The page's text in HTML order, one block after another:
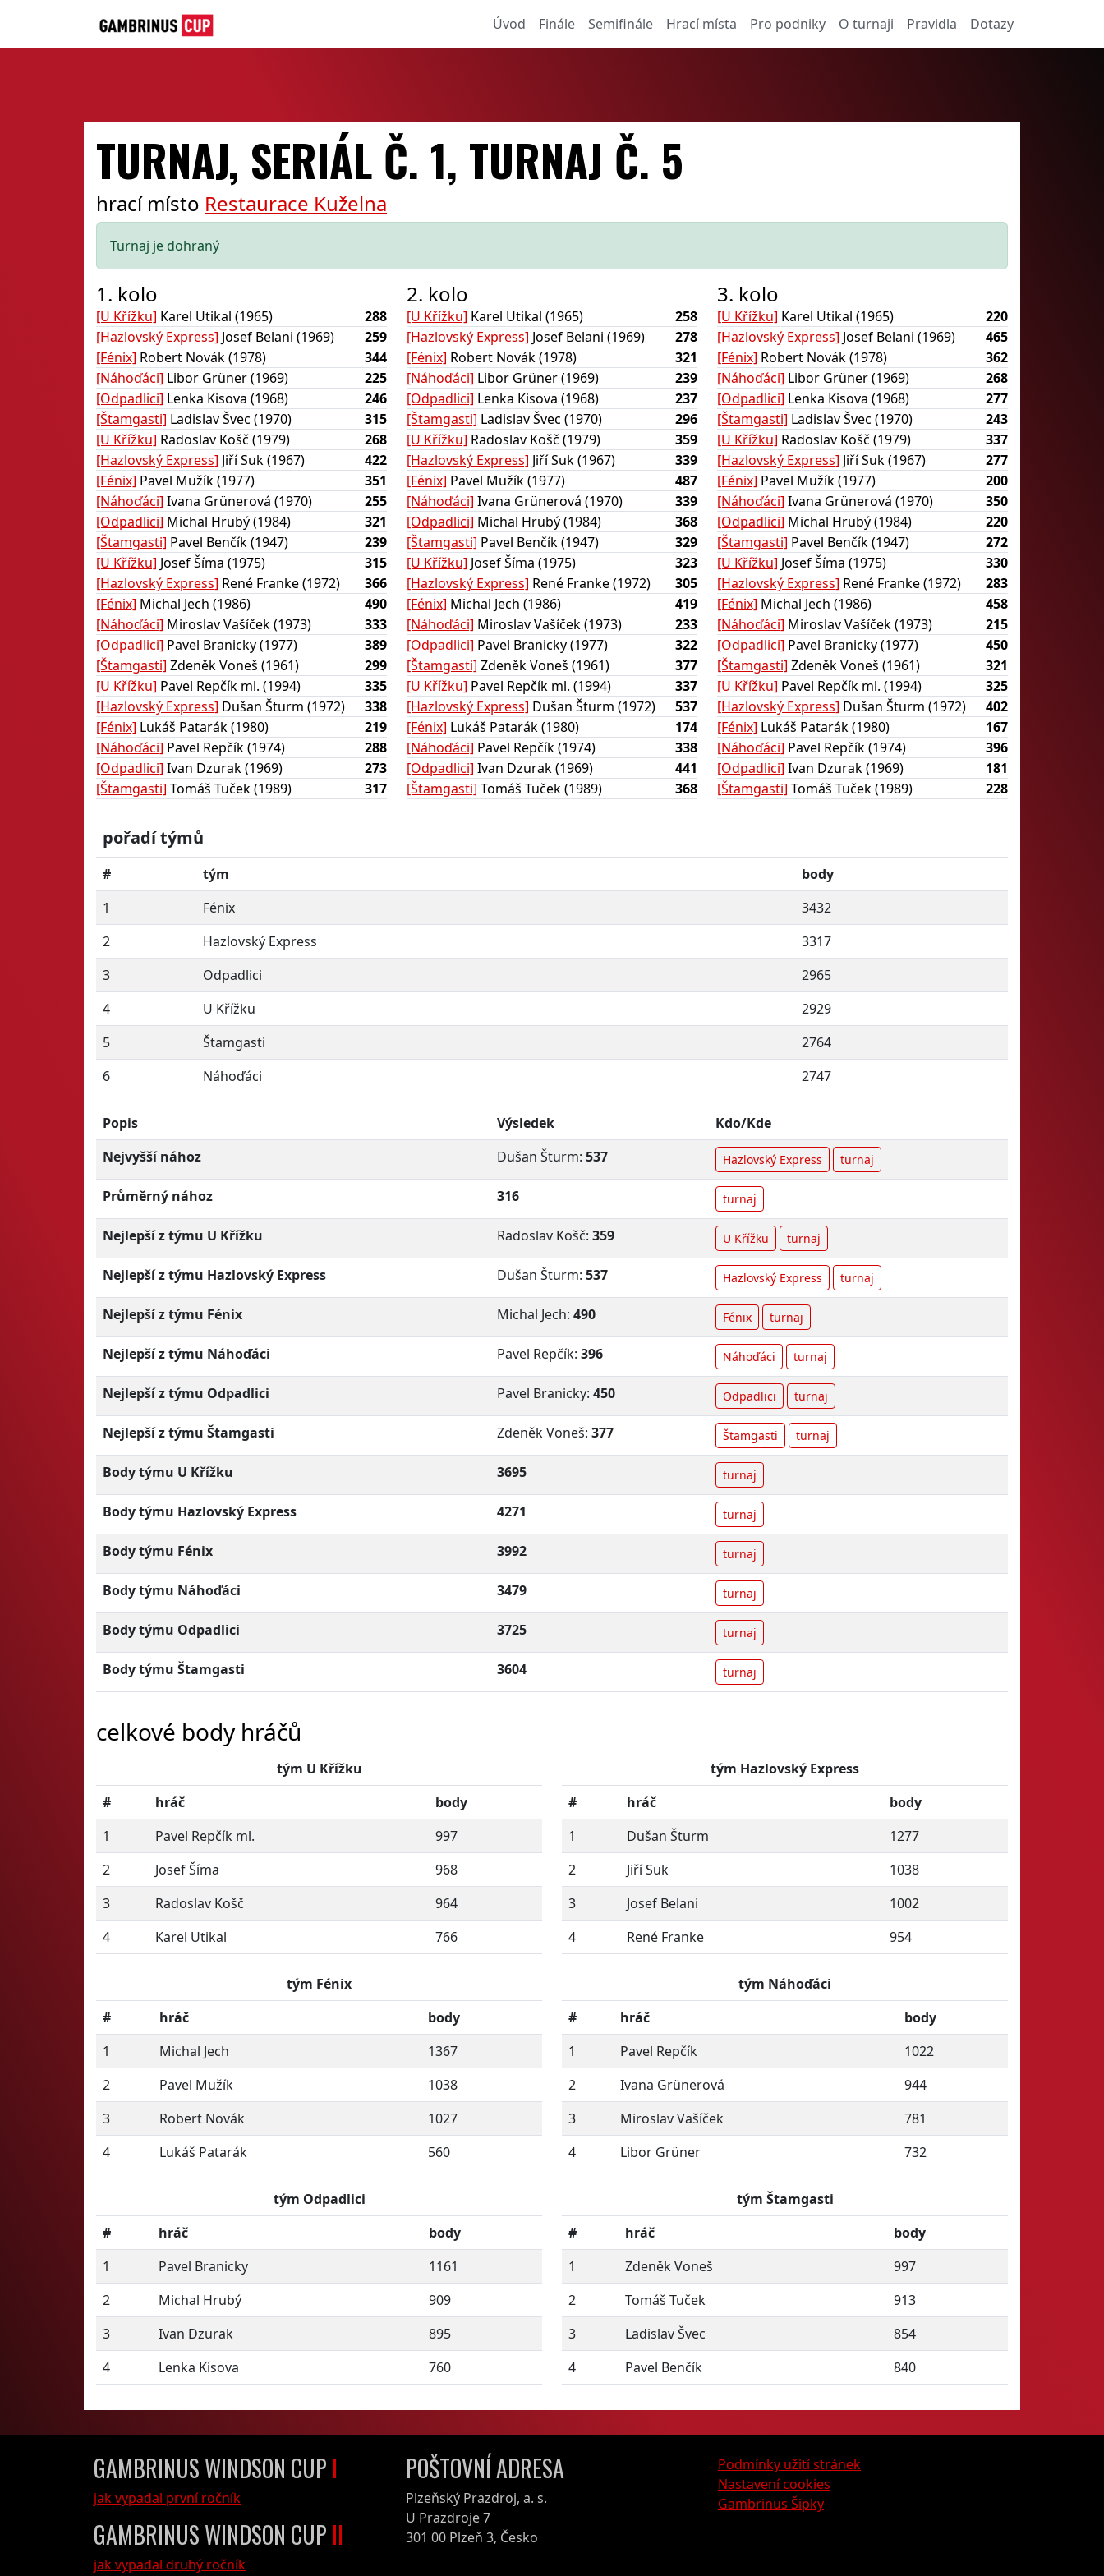
Úvod Finále Semifinále Hrací místa Pro podniky O turnaji Pravidla Dotazy
TURNAJ, SERIÁL Č. 1, TURNAJ Č. 5
hrací místo Restaurace Kuželna
Turnaj je dohraný
1. kolo
[U Křížku] Karel Utikal (1965)
288
[Hazlovský Express] Josef Belani (1969)
259
[Fénix] Robert Novák (1978)
344
[Náhoďáci] Libor Grüner (1969)
225
[Odpadlici] Lenka Kisova (1968)
246
[Štamgasti] Ladislav Švec (1970)
315
[U Křížku] Radoslav Košč (1979)
268
[Hazlovský Express] Jiří Suk (1967)
422
[Fénix] Pavel Mužík (1977)
351
[Náhoďáci] Ivana Grünerová (1970)
255
[Odpadlici] Michal Hrubý (1984)
321
[Štamgasti] Pavel Benčík (1947)
239
[U Křížku] Josef Šíma (1975)
315
[Hazlovský Express] René Franke (1972)
366
[Fénix] Michal Jech (1986)
490
[Náhoďáci] Miroslav Vašíček (1973)
333
[Odpadlici] Pavel Branicky (1977)
389
[Štamgasti] Zdeněk Voneš (1961)
299
[U Křížku] Pavel Repčík ml. (1994)
335
[Hazlovský Express] Dušan Šturm (1972)
338
[Fénix] Lukáš Patarák (1980)
219
[Náhoďáci] Pavel Repčík (1974)
288
[Odpadlici] Ivan Dzurak (1969)
273
[Štamgasti] Tomáš Tuček (1989) 317
2. kolo
[U Křížku] Karel Utikal (1965)
258
[Hazlovský Express] Josef Belani (1969)
278
[Fénix] Robert Novák (1978)
321
[Náhoďáci] Libor Grüner (1969)
239
[Odpadlici] Lenka Kisova (1968)
237
[Štamgasti] Ladislav Švec (1970)
296
[U Křížku] Radoslav Košč (1979)
359
[Hazlovský Express] Jiří Suk (1967)
339
[Fénix] Pavel Mužík (1977)
487
[Náhoďáci] Ivana Grünerová (1970)
339
[Odpadlici] Michal Hrubý (1984)
368
[Štamgasti] Pavel Benčík (1947)
329
[U Křížku] Josef Šíma (1975)
323
[Hazlovský Express] René Franke (1972)
305
[Fénix] Michal Jech (1986)
419
[Náhoďáci] Miroslav Vašíček (1973)
233
[Odpadlici] Pavel Branicky (1977)
322
[Štamgasti] Zdeněk Voneš (1961)
377
[U Křížku] Pavel Repčík ml. (1994)
337
[Hazlovský Express] Dušan Šturm (1972)
537
[Fénix] Lukáš Patarák (1980)
174
[Náhoďáci] Pavel Repčík (1974)
338
[Odpadlici] Ivan Dzurak (1969)
441
[Štamgasti] Tomáš Tuček (1989) 368
3. kolo
[U Křížku] Karel Utikal (1965)
220
[Hazlovský Express] Josef Belani (1969)
465
[Fénix] Robert Novák (1978)
362
[Náhoďáci] Libor Grüner (1969)
268
[Odpadlici] Lenka Kisova (1968)
277
[Štamgasti] Ladislav Švec (1970)
243
[U Křížku] Radoslav Košč (1979)
337
[Hazlovský Express] Jiří Suk (1967)
277
[Fénix] Pavel Mužík (1977)
200
[Náhoďáci] Ivana Grünerová (1970)
350
[Odpadlici] Michal Hrubý (1984)
220
[Štamgasti] Pavel Benčík (1947)
272
[U Křížku] Josef Šíma (1975)
330
[Hazlovský Express] René Franke (1972)
283
[Fénix] Michal Jech (1986)
458
[Náhoďáci] Miroslav Vašíček (1973)
215
[Odpadlici] Pavel Branicky (1977)
450
[Štamgasti] Zdeněk Voneš (1961)
321
[U Křížku] Pavel Repčík ml. (1994)
325
[Hazlovský Express] Dušan Šturm (1972)
402
[Fénix] Lukáš Patarák (1980)
167
[Náhoďáci] Pavel Repčík (1974)
396
[Odpadlici] Ivan Dzurak (1969)
181
[Štamgasti] Tomáš Tuček (1989) 228
pořadí týmů
# tým
body
1
Fénix
3432
2
Hazlovský Express
3317
3
Odpadlici
2965
4
U Křížku
2929
5
Štamgasti
2764
6
Náhoďáci 2747
Popis Výsledek
Kdo/Kde
Nejvyšší nához
Dušan Šturm: 537 Hazlovský Express turnaj
Průměrný nához 316 turnaj
Nejlepší z týmu U Křížku Radoslav Košč: 359 U Křížku turnaj
Nejlepší z týmu Hazlovský Express Dušan Šturm: 537 Hazlovský Express turnaj
Nejlepší z týmu Fénix Michal Jech: 490 Fénix turnaj
Nejlepší z týmu Náhoďáci Pavel Repčík: 396 Náhoďáci turnaj
Nejlepší z týmu Odpadlici Pavel Branicky: 450 Odpadlici turnaj
Nejlepší z týmu Štamgasti Zdeněk Voneš: 377 Štamgasti turnaj
Body týmu U Křížku 3695 turnaj
Body týmu Hazlovský Express 4271 turnaj
Body týmu Fénix 3992 turnaj
Body týmu Náhoďáci 3479 turnaj
Body týmu Odpadlici 3725 turnaj
Body týmu Štamgasti 3604 turnaj
celkové body hráčů
tým U Křížku
#
hráč
body
1
Pavel Repčík ml.
997
2
Josef Šíma
968
3
Radoslav Košč
964
4
Karel Utikal 766
tým Hazlovský Express
#
hráč
body
1
Dušan Šturm
1277
2
Jiří Suk
1038
3
Josef Belani
1002
4
René Franke 954
tým Fénix
#
hráč
body
1
Michal Jech
1367
2
Pavel Mužík
1038
3
Robert Novák
1027
4
Lukáš Patarák 560
tým Náhoďáci
#
hráč
body
1
Pavel Repčík
1022
2
Ivana Grünerová
944
3
Miroslav Vašíček
781
4
Libor Grüner 732
tým Odpadlici
#
hráč
body
1
Pavel Branicky
1161
2
Michal Hrubý
909
3
Ivan Dzurak
895
4
Lenka Kisova 760
tým Štamgasti
#
hráč
body
1
Zdeněk Voneš
997
2
Tomáš Tuček
913
3
Ladislav Švec
854
4
Pavel Benčík 840
GAMBRINUS WINDSON CUP I
jak vypadal první ročník
GAMBRINUS WINDSON CUP II
jak vypadal druhý ročník
POŠTOVNÍ ADRESA
Plzeňský Prazdroj, a. s.
U Prazdroje 7
301 00 Plzeň 3, Česko
Podmínky užití stránek
Nastavení cookies
Gambrinus Šipky